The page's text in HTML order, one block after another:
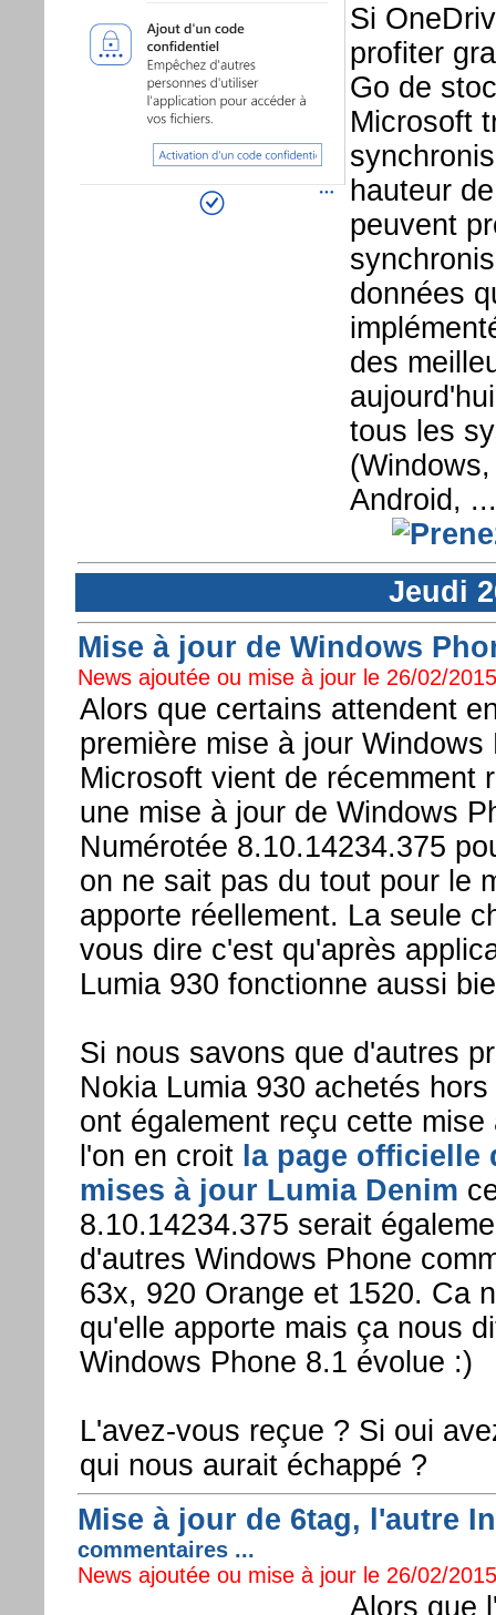
Si
profiter
Go de
Microsoft
hauteur
peuvent
données
des
tous les
Android,
Jeudi
Mise à jour de Windows
News ajoutée ou mise à jour le 26/02/
Alors que certains attendent
première mise à jour Windows
Microsoft vient de récemment
une mise à jour de Windows
Numérotée 8.10.14234.375
on ne sait pas du tout pour le
apporte réellement. La seule
vous dire c'est qu'après
Lumia 930 fonctionne aussi
Si nous savons que d'autres
Nokia Lumia 930 achetés
ont également reçu cette
l'on en croit la page officielle
mises à jour Lumia Denim
8.10.14234.375 serait
d'autres Windows Phone
63x, 920 Orange et 1520. Ca
qu'elle apporte mais ça nous
Windows Phone 8.1 évolue :)
L'avez-vous reçue ? Si oui
qui nous aurait échappé ?
Mise à jour de 6tag, l'autre
commentaires ...
News ajoutée ou mise à jour le 26/02/
Alors que